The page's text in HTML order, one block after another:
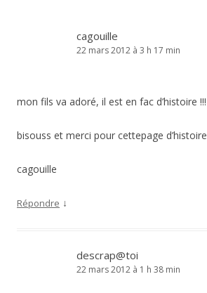
cagouille
22 mars 2012 à 3 h 17 min
mon fils va adoré, il est en fac d’histoire !!!
bisouss et merci pour cettepage d’histoire
cagouille
Répondre ↓
descrap@toi
22 mars 2012 à 1 h 38 min